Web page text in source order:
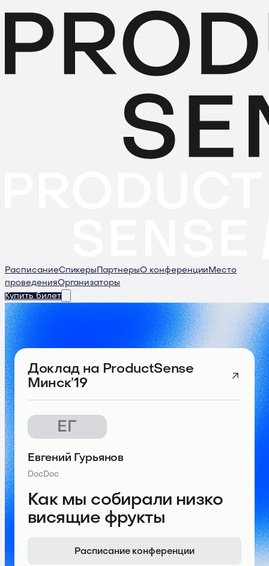
РасписаниеСпикеры ПартнерыО конференции Место
проведенияОрганизаторы
Купить билет
Доклад на ProductSense
Минск’19
ЕГ
Как мы собирали низко
висящие фрукты
Евгений Гурьянов
DocDoc
Расписание конференции